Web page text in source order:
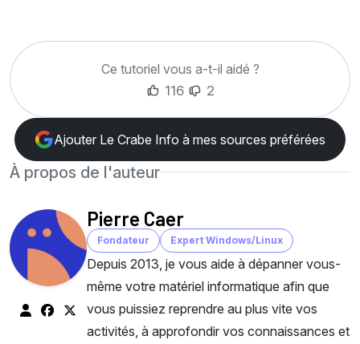
Ce tutoriel vous a-t-il aidé ?
116
2
Ajouter Le Crabe Info à mes sources préférées
À propos de l'auteur
Pierre Caer
Fondateur Expert Windows/Linux
Depuis 2013, je vous aide à dépanner vous-
même votre matériel informatique afin que
vous puissiez reprendre au plus vite vos
activités, à approfondir vos connaissances et